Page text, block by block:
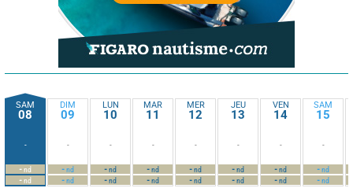
SAM
08
-
-nd
-nd
DIM
09
-
-nd
-nd
LUN
10
-
-nd
-nd
MAR
11
-
-nd
-nd
MER
12
-
-nd
-nd
JEU
13
-
-nd
-nd
VEN
14
-
-nd
-nd
SAM
15
-
-nd
-nd